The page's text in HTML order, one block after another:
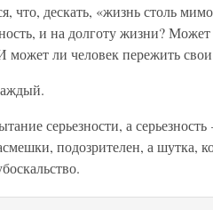
что, дескать, «жизнь столь
и на долготу жизни?
ли человек пережить свои
серьезности, а
подозрителен, а шутка,